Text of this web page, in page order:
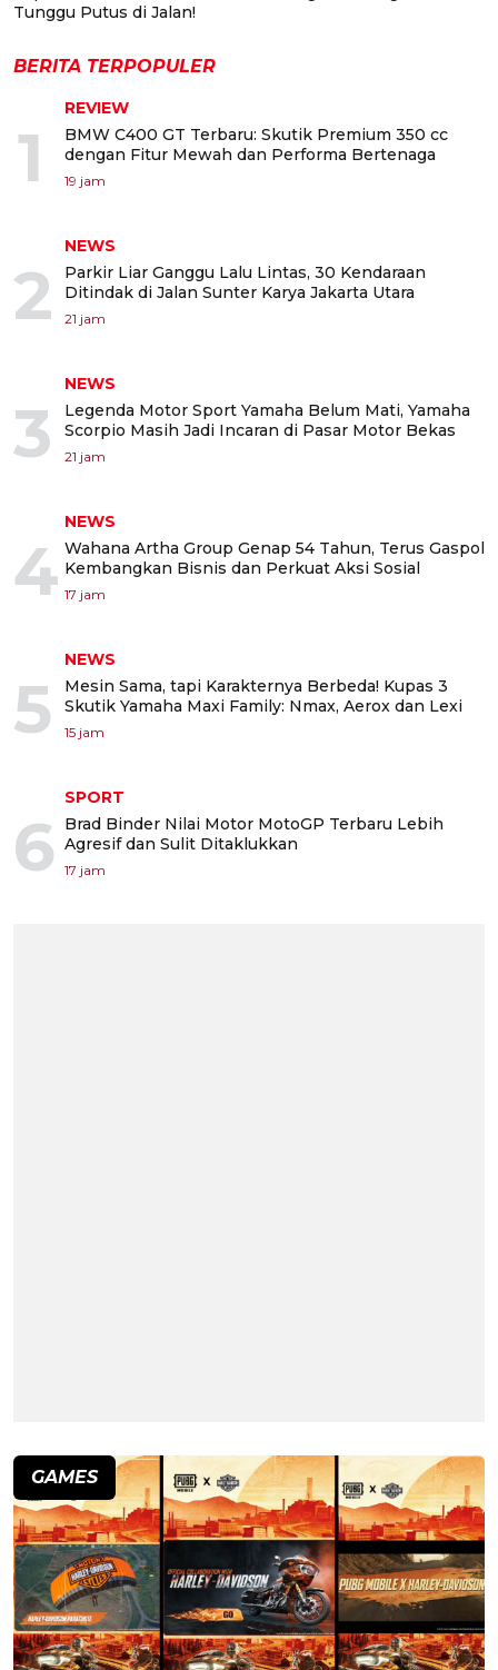
Tunggu Putus di Jalan!
BERITA TERPOPULER
1
REVIEW
BMW C400 GT Terbaru: Skutik Premium 350 cc
dengan Fitur Mewah dan Performa Bertenaga
19 jam
2
NEWS
Parkir Liar Ganggu Lalu Lintas, 30 Kendaraan
Ditindak di Jalan Sunter Karya Jakarta Utara
21 jam
3
NEWS
Legenda Motor Sport Yamaha Belum Mati, Yamaha
Scorpio Masih Jadi Incaran di Pasar Motor Bekas
21 jam
4
NEWS
Wahana Artha Group Genap 54 Tahun, Terus Gaspol
Kembangkan Bisnis dan Perkuat Aksi Sosial
17 jam
5
NEWS
Mesin Sama, tapi Karakternya Berbeda! Kupas 3
Skutik Yamaha Maxi Family: Nmax, Aerox dan Lexi
15 jam
6
SPORT
Brad Binder Nilai Motor MotoGP Terbaru Lebih
Agresif dan Sulit Ditaklukkan
17 jam
GAMES